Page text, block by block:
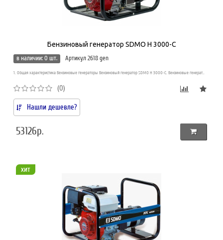
Бензиновый генератор SDMO H 3000-C
в наличии: 0 шт.
Артикул 2618 gen
1. Общая характеристика Бензиновые генераторы Бензиновый генератор SDMO H 3000-C. Бензиновые генерат..
(0)
Нашли дешевле?
53126р.
хит